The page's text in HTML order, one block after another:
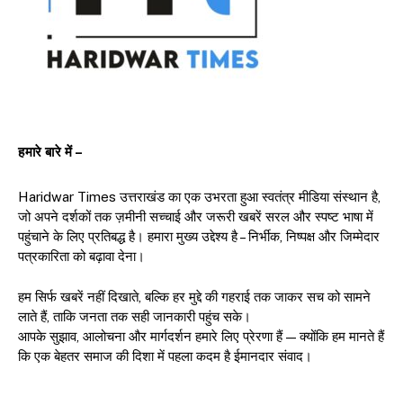
हमारे बारे में –
Haridwar Times उत्तराखंड का एक उभरता हुआ स्वतंत्र मीडिया संस्थान है,
जो अपने दर्शकों तक ज़मीनी सच्चाई और जरूरी खबरें सरल और स्पष्ट भाषा में
पहुंचाने के लिए प्रतिबद्ध है। हमारा मुख्य उद्देश्य है – निर्भीक, निष्पक्ष और जिम्मेदार
पत्रकारिता को बढ़ावा देना।
हम सिर्फ खबरें नहीं दिखाते, बल्कि हर मुद्दे की गहराई तक जाकर सच को सामने
लाते हैं, ताकि जनता तक सही जानकारी पहुंच सके।
आपके सुझाव, आलोचना और मार्गदर्शन हमारे लिए प्रेरणा हैं — क्योंकि हम मानते हैं
कि एक बेहतर समाज की दिशा में पहला कदम है ईमानदार संवाद।